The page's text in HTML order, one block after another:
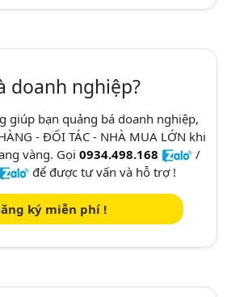
doanh nghiệp?
giúp bạn quảng bá doanh nghiệp,
- ĐỐI TÁC - NHÀ MUA LỚN khi
vàng. Gọi 0934.498.168
/
để được tư vấn và hỗ trợ !
ký miễn phí !